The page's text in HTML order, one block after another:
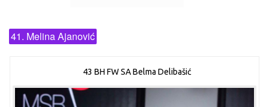
41. Melina Ajanović
43 BH FW SA Belma Delibašić